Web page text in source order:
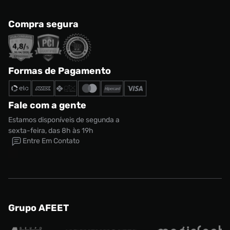
CONTINUAR COMPRANDO
Tamanho:
Compra segura
Formas de Pagamento
Fale com a gente
Estamos disponíveis de segunda a
sexta-feira, das 8h às 19h
Entre Em Contato
Grupo AFEET